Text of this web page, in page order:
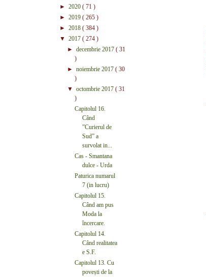
► 2020 ( 71 )
► 2019 ( 265 )
► 2018 ( 384 )
▼ 2017 ( 274 )
► decembrie 2017 ( 31
)
► noiembrie 2017 ( 30
)
▼ octombrie 2017 ( 31
)
Capitolul 16.
Când
”Curierul de
Sud” a
survolat in...
Cas - Smantana
dulce - Urda
Paturica numarul
7 (in lucru)
Capitolul 15.
Când am pus
Moda la
încercare.
Capitolul 14.
Când realitatea
e S.F.
Capitolul 13. Cu
povești de la